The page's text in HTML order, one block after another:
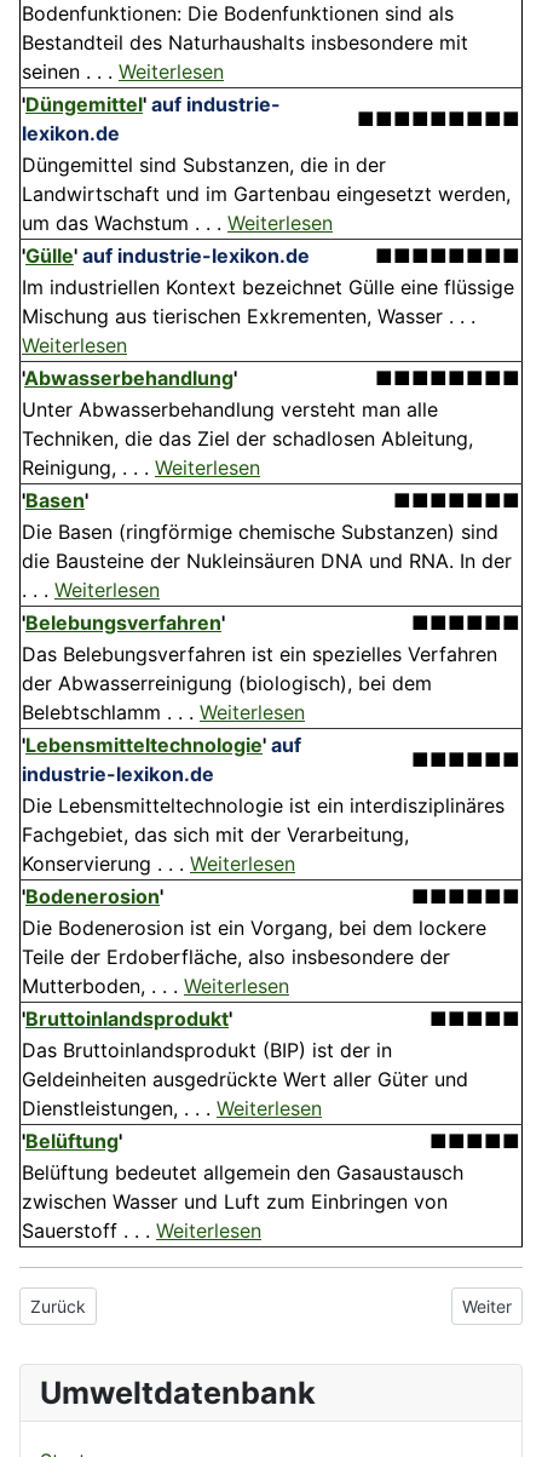
Bodenfunktionen: Die Boden­funktionen sind als
Bestandteil des Naturhaushalts insbesondere mit
seinen . . . Weiterlesen
'Düngemittel' auf industrie-
lexikon.de
■■■■■■■■■
Düngemittel sind Substanzen, die in der
Landwirtschaft und im Gartenbau eingesetzt werden,
um das Wachstum . . . Weiterlesen
'Gülle' auf industrie-lexikon.de
■■■■■■■■
Im industriellen Kontext bezeichnet Gülle eine flüssige
Mischung aus tierischen Exkrementen, Wasser . . .
Weiterlesen
'Abwasserbehandlung'
■■■■■■■■
Unter Abwasserbehandlung versteht man alle
Techniken, die das Ziel der schadlosen Ableitung,
Reinigung, . . . Weiterlesen
'Basen'
■■■■■■■
Die Basen (ringförmige chemische Substanzen) sind
die Bausteine der Nukleinsäuren DNA und RNA. In der
. . . Weiterlesen
'Belebungsverfahren'
■■■■■■
Das Belebungsverfahren ist ein spezielles Verfahren
der Abwasserreinigung (biologisch), bei dem
Belebtschlamm . . . Weiterlesen
'Lebensmitteltechnologie' auf
industrie-lexikon.de
■■■■■■
Die Lebensmitteltechnologie ist ein interdisziplinäres
Fachgebiet, das sich mit der Verarbeitung,
Konservierung . . . Weiterlesen
'Bodenerosion'
■■■■■■
Die Bodenerosion ist ein Vorgang, bei dem lockere
Teile der Erdoberfläche, also insbesondere der
Mutterboden, . . . Weiterlesen
'Bruttoinlandsprodukt'
■■■■■
Das Bruttoinlandsprodukt (BIP) ist der in
Geldeinheiten ausgedrückte Wert aller Güter und
Dienstleistungen, . . . Weiterlesen
'Belüftung'
■■■■■
Belüftung bedeutet allgemein den Gasaustausch
zwischen Wasser und Luft zum Einbringen von
Sauerstoff . . . Weiterlesen
Vorheriger Beitrag: Nährstoffrecycling
Zurück Nächster
Weiter
Umweltdatenbank